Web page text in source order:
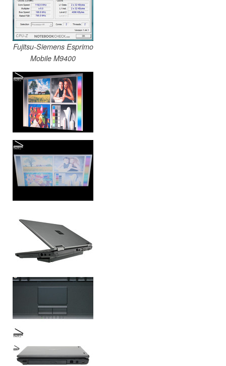
Fujitsu-Siemens Esprimo
Mobile M9400